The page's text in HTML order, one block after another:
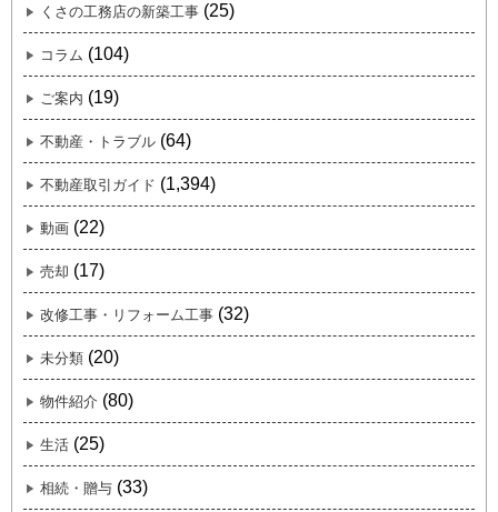
くさの工務店の新築工事 (25)
コラム (104)
ご案内 (19)
不動産・トラブル (64)
不動産取引ガイド (1,394)
動画 (22)
売却 (17)
改修工事・リフォーム工事 (32)
未分類 (20)
物件紹介 (80)
生活 (25)
相続・贈与 (33)